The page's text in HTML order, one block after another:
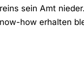
sein Amt
how erhalten